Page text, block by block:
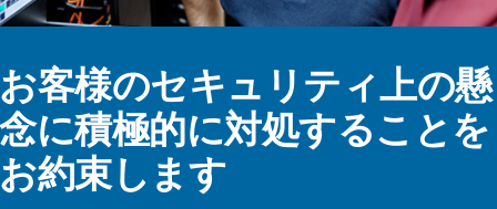
お客様のセキュリティ上の懸
念に積極的に対処することを
お約束します